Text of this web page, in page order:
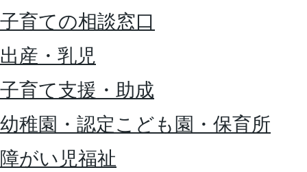
子育ての相談窓口
出産・乳児
子育て支援・助成
幼稚園・認定こども園・保育所
障がい児福祉